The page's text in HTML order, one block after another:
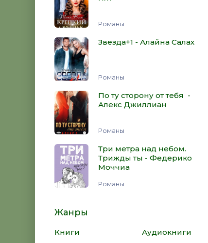
Романы
Звезда+1 - Алайна Салах
Романы
По ту сторону от тебя -
Алекс Джиллиан
Романы
Три метра над небом.
Трижды ты - Федерико
Моччиа
Романы
Жанры
Книги Аудиокниги